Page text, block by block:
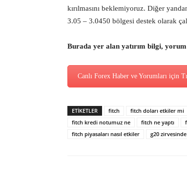
kırılmasını beklemiyoruz. Diğer
3.05 – 3.0450 bölgesi destek olarak
Burada yer alan yatırım bilgi, yorum
Canlı Forex Haber ve Yorumları için
ETİKETLER fitch fitch doları etkiler mi
fitch kredi notumuz ne
fitch ne yaptı
fitch piyasaları nasıl etkiler
g20